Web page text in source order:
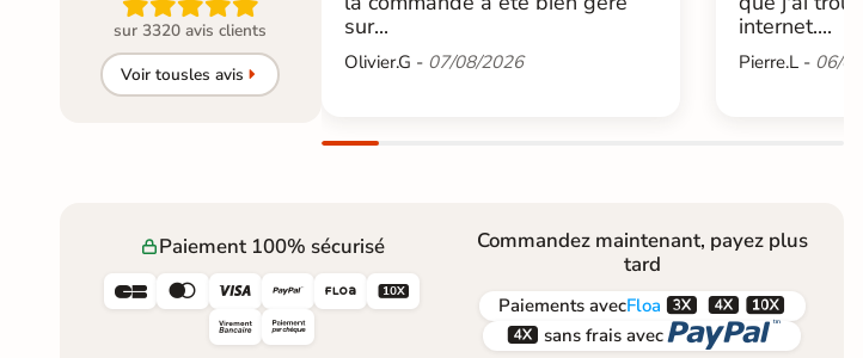
sur 3320 avis clients
Voir tousles avis
sur...
Olivier.G - 07/08/2026
internet....
Pierre.L - 06/
Paiement 100% sécurisé
     
Commandez maintenant, payez plus
tard
PaiementsavecFloa  
 sans frais avec 